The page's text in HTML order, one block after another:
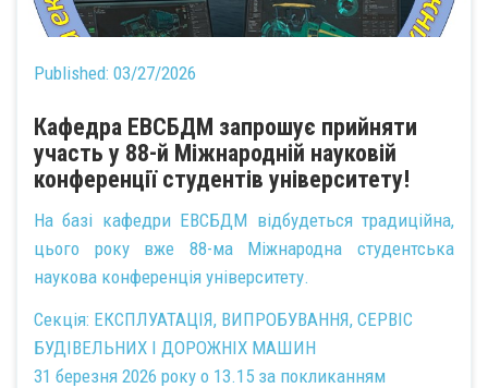
Published: 03/27/2026
Кафедра ЕВСБДМ запрошує прийняти
участь у 88-й Міжнародній науковій
конференції студентів університету!
На базі кафедри ЕВСБДМ відбудеться традиційна,
цього року вже 88-ма Міжнародна студентська
наукова конференція університету.
Секція: ЕКСПЛУАТАЦІЯ, ВИПРОБУВАННЯ, СЕРВІС
БУДІВЕЛЬНИХ І ДОРОЖНІХ МАШИН
31 березня 2026 року о 13.15 за покликанням